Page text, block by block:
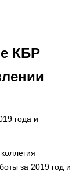
КБР
года и
за 2019 год и